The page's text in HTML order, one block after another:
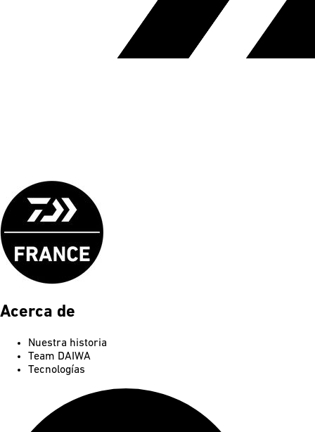
Acerca de
Nuestra historia
Team DAIWA
Tecnologías